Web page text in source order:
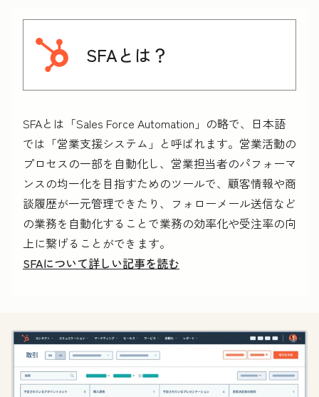
SFAとは？
SFAとは「Sales Force Automation」の略で、日本語
では「営業支援システム」と呼ばれます。営業活動の
プロセスの一部を自動化し、営業担当者のパフォーマ
ンスの均一化を目指すためのツールで、顧客情報や商
談履歴が一元管理できたり、フォローメール送信など
の業務を自動化することで業務の効率化や受注率の向
上に繋げることができます。
SFAについて詳しい記事を読む